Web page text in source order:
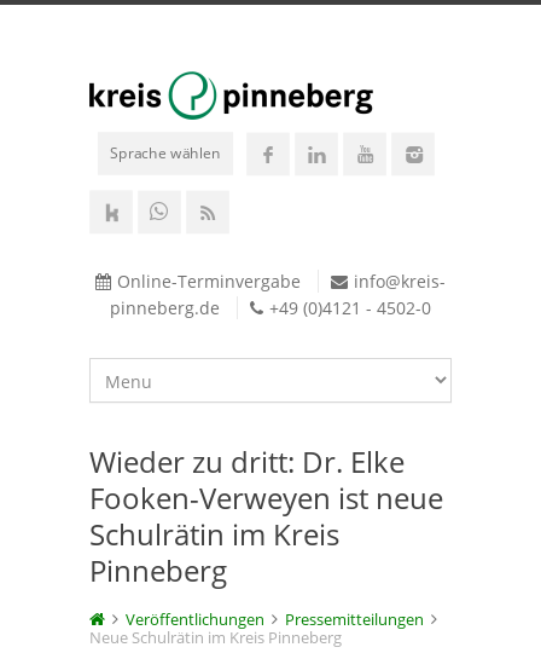
Sprache wählen
Online-Terminvergabe
info@kreis-
pinneberg.de
+49 (0)4121 - 4502-0
Wieder zu dritt: Dr. Elke
Fooken-Verweyen ist neue
Schulrätin im Kreis
Pinneberg
Veröffentlichungen
Pressemitteilungen
Neue Schulrätin im Kreis Pinneberg